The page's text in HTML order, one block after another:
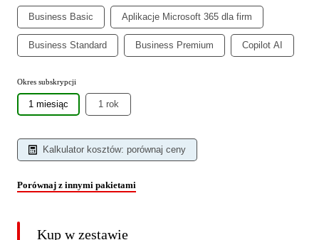
Business Basic Aplikacje Microsoft 365 dla firm
Business Standard Business Premium Copilot AI
Okres subskrypcji
1 miesiąc 1 rok
Kalkulator kosztów: porównaj ceny
Porównaj z innymi pakietami
Kup w zestawie